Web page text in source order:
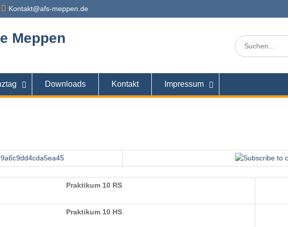
Kontakt@afs-meppen.de
Meppen
Search
for:
Downloads Kontakt Impressum
Praktikum 10 RS
Praktikum 10 HS